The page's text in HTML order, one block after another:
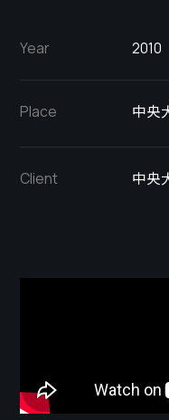
Year 2010
Place 中央
Client 中央